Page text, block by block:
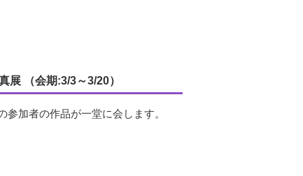
展 （会期:3/3～3/20）
加者の作品が一堂に会します。